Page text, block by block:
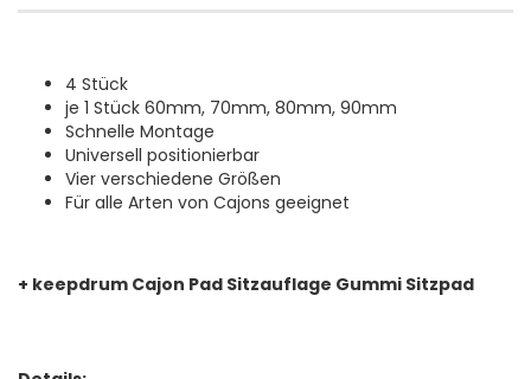
4 Stück
je 1 Stück 60mm, 70mm, 80mm, 90mm
Schnelle Montage
Universell positionierbar
Vier verschiedene Größen
Für alle Arten von Cajons geeignet
+ keepdrum Cajon Pad Sitzauflage Gummi Sitzpad